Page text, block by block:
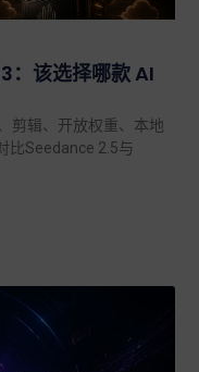
该选择哪款 AI
剪辑、开放权重、本地
比Seedance 2.5与